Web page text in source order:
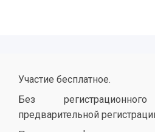
Участие бесплатное.
Без
предварительной